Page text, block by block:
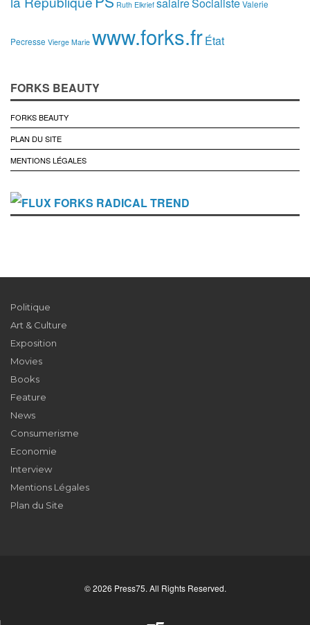
Ruth Elkrief Valerie
Pecresse Vierge Marie www.forks.frÉtat
FORKS BEAUTY
FORKS BEAUTY
PLAN DU SITE
MENTIONS LÉGALES
FORKS RADICAL TREND
Politique
Art & Culture
Exposition
Movies
Books
Feature
News
Consumerisme
Economie
Interview
Mentions Légales
Plan du Site
© 2026 Press75. All Rights Reserved.